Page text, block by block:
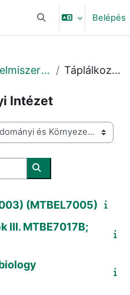
Keresési bemeneti
Belépés
Mezőgazdaság-, Élelmiszertudományi és Környezetgazdálkodási Kar Táplálkozástudományi Intézet
Intézet
Kurzusok keresése
(MTBEL7005)
III. MTBE7017B;